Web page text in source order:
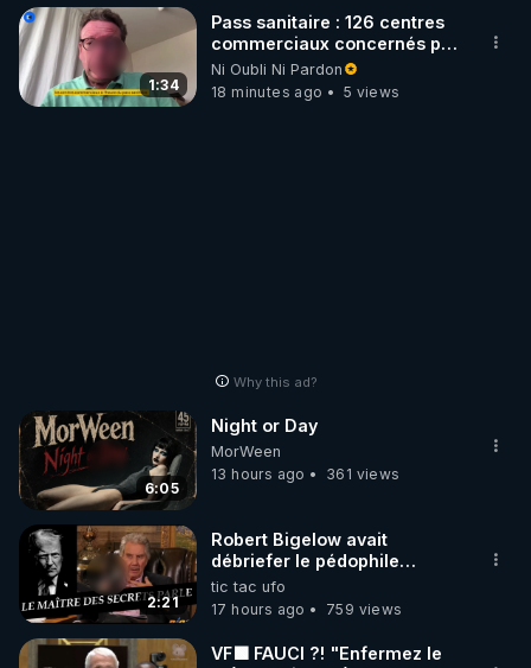
1:34
Pass sanitaire : 126 centres
commerciaux concernés par
l'obligation dans toute la
France
Ni Oubli Ni Pardon
18 minutes ago
5 views
Why this ad?
6:05
Night or Day
MorWeen
13 hours ago
361 views
2:21
Robert Bigelow avait
débriefer le pédophile
génocidaire de donald j
trump
tic tac ufo
17 hours ago
759 views
VF🟩 FAUCI ?! "Enfermez le